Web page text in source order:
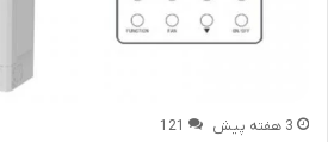
3 هفته پیش 121